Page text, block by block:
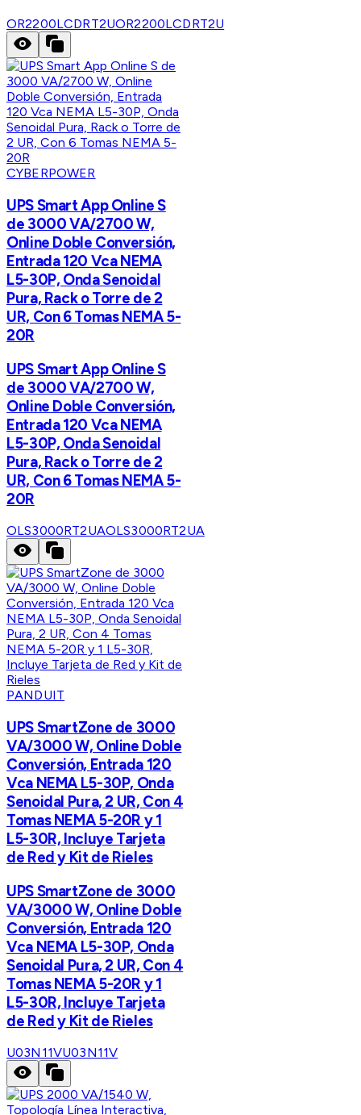
OR2200LCDRT2UOR2200LCDRT2U
CYBERPOWER
UPS Smart App Online S
de 3000 VA/2700 W,
Online Doble Conversión,
Entrada 120 Vca NEMA
L5-30P, Onda Senoidal
Pura, Rack o Torre de 2
UR, Con 6 Tomas NEMA 5-
20R
UPS Smart App Online S
de 3000 VA/2700 W,
Online Doble Conversión,
Entrada 120 Vca NEMA
L5-30P, Onda Senoidal
Pura, Rack o Torre de 2
UR, Con 6 Tomas NEMA 5-
20R
OLS3000RT2UAOLS3000RT2UA
PANDUIT
UPS SmartZone de 3000
VA/3000 W, Online Doble
Conversión, Entrada 120
Vca NEMA L5-30P, Onda
Senoidal Pura, 2 UR, Con 4
Tomas NEMA 5-20R y 1
L5-30R, Incluye Tarjeta
de Red y Kit de Rieles
UPS SmartZone de 3000
VA/3000 W, Online Doble
Conversión, Entrada 120
Vca NEMA L5-30P, Onda
Senoidal Pura, 2 UR, Con 4
Tomas NEMA 5-20R y 1
L5-30R, Incluye Tarjeta
de Red y Kit de Rieles
U03N11VU03N11V